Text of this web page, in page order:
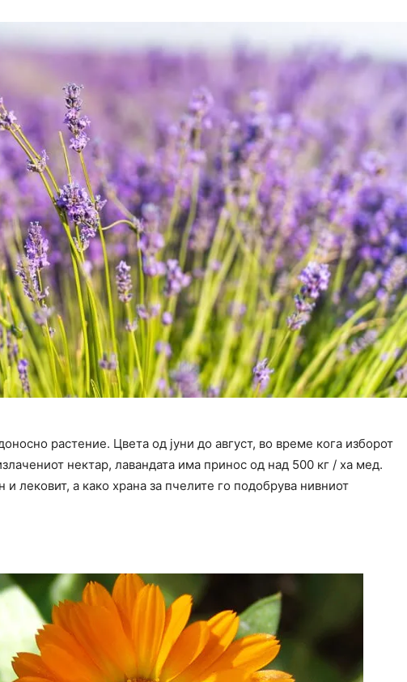
растение. Цвета од јуни до август, во време кога изборот
нектар, лавандата има принос од над 500 кг / ха мед.
лековит, а како храна за пчелите го подобрува нивниот